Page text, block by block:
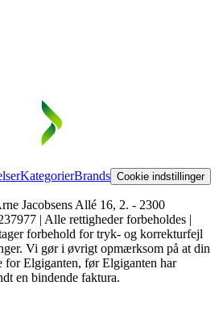
KategorierBrands Cookie indstillinger
Jacobsens Allé 16, 2. - 2300
| Alle rettigheder forbeholdes |
forbehold for tryk- og korrekturfejl
Vi gør i øvrigt opmærksom på at din
for Elgiganten, før Elgiganten har
en bindende faktura.